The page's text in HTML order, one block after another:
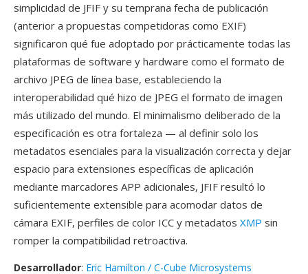
simplicidad de JFIF y su temprana fecha de publicación
(anterior a propuestas competidoras como EXIF)
significaron qué fue adoptado por prácticamente todas las
plataformas de software y hardware como el formato de
archivo JPEG de línea base, estableciendo la
interoperabilidad qué hizo de JPEG el formato de imagen
más utilizado del mundo. El minimalismo deliberado de la
especificación es otra fortaleza — al definir solo los
metadatos esenciales para la visualización correcta y dejar
espacio para extensiones específicas de aplicación
mediante marcadores APP adicionales, JFIF resultó lo
suficientemente extensible para acomodar datos de
cámara EXIF, perfiles de color ICC y metadatos XMP sin
romper la compatibilidad retroactiva.
Desarrollador: Eric Hamilton / C-Cube Microsystems